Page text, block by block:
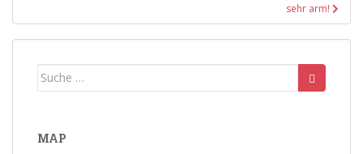
sehr arm!
Suche
MAP